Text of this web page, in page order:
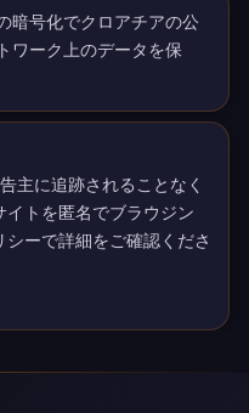
暗号化でクロアチアの公
ワーク上のデータを保
主に追跡されることなく
イトを匿名でブラウジン
シーで詳細をご確認くださ